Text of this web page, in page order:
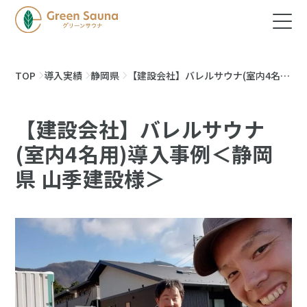
TOP 導入実績 静岡県
【建設会社】バレルサウナ(室内4名
【建設会社】バレルサウナ
(室内4名用)導入事例＜静岡
県 山季建設様＞